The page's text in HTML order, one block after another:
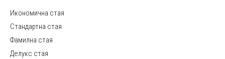
Икономична стая
Стандартна стая
Фамилна стая
Делукс стая